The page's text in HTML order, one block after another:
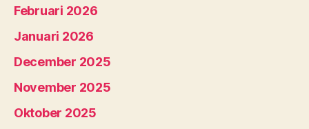
Februari 2026
Januari 2026
December 2025
November 2025
Oktober 2025